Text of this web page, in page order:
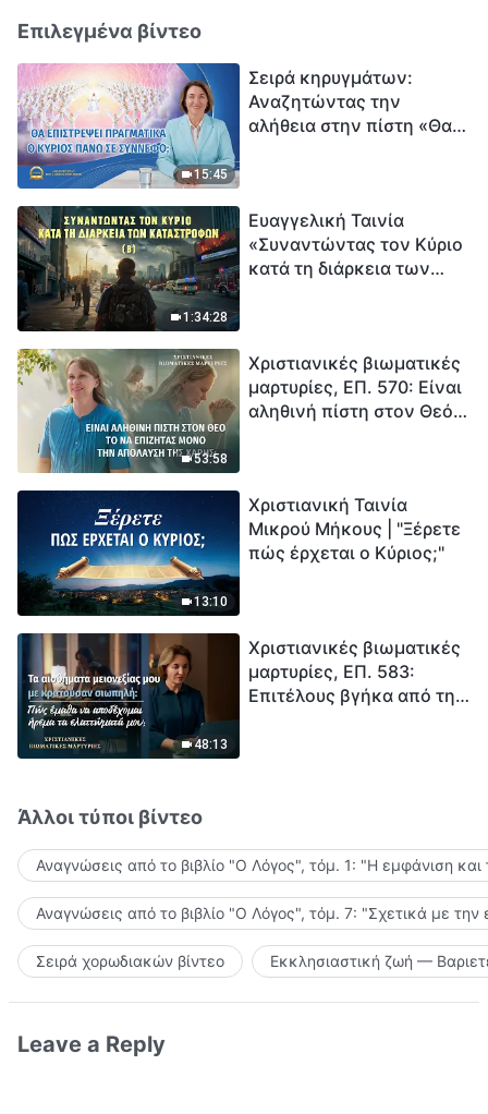
Επιλεγμένα βίντεο
15:45
Σειρά κηρυγμάτων:
Αναζητώντας την
αλήθεια στην πίστη «Θα
1:34:28
Ευαγγελική Ταινία
«Συναντώντας τον Κύριο
κατά τη διάρκεια των
εξαφάνισης». Οι
καταστροφές χτυπούν.
Ξεκινά η αντίστροφη
53:58
Χριστιανικές βιωματικές
μαρτυρίες, ΕΠ. 570: Είναι
αληθινή πίστη στον Θεό
13:10
Χριστιανική Ταινία
Μικρού Μήκους | "Ξέρετε
πώς έρχεται ο Κύριος;"
48:13
Χριστιανικές βιωματικές
μαρτυρίες, ΕΠ. 583:
Επιτέλους βγήκα από τη
Άλλοι τύποι βίντεο
Αναγνώσεις από το βιβλίο "Ο Λόγος", τόμ. 1: "Η εμφάνιση
Αναγνώσεις από το βιβλίο "Ο Λόγος", τόμ. 7: "Σχετικά με την
Σειρά χορωδιακών βίντεο Εκκλησιαστική ζωή —
Leave a Reply